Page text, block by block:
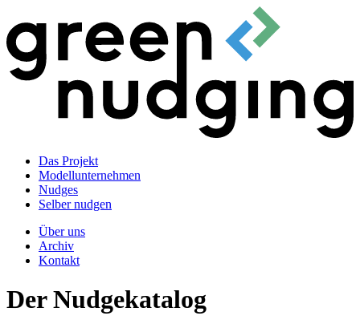
Das Projekt
Modellunternehmen
Nudges
Selber nudgen
Über uns
Archiv
Kontakt
Der Nudgekatalog